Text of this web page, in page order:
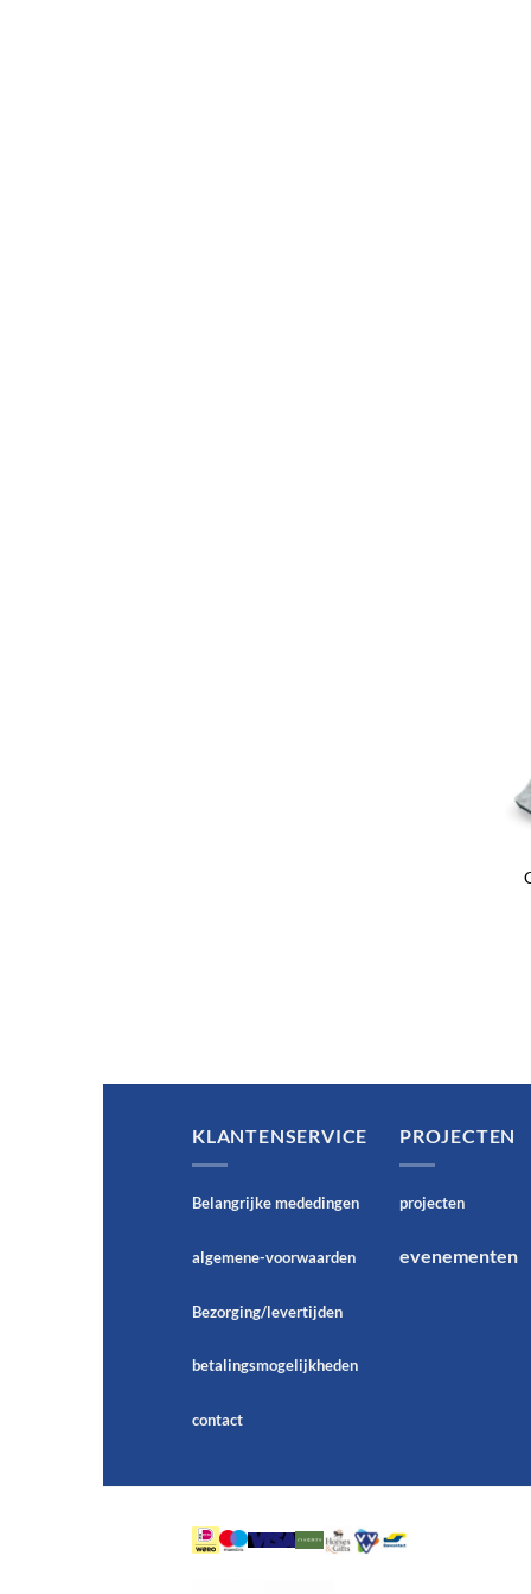
KLANTENSERVICE
Belangrijke mededingen
algemene-voorwaarden
Bezorging/levertijden
betalingsmogelijkheden
contact
PROJECTEN
projecten
evenementen